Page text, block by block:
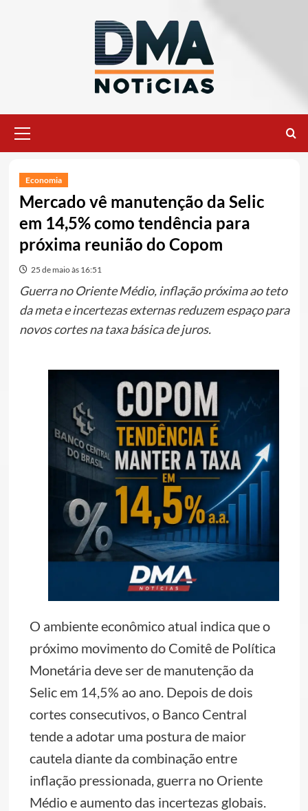
principal
Economia
Mercado vê manutenção da Selic
em 14,5% como tendência para
próxima reunião do Copom
25 de maio às 16:51
Guerra no Oriente Médio, inflação próxima ao teto
da meta e incertezas externas reduzem espaço para
novos cortes na taxa básica de juros.
O ambiente econômico atual indica que o
próximo movimento do Comitê de Política
Monetária deve ser de manutenção da
Selic em 14,5% ao ano. Depois de dois
cortes consecutivos, o Banco Central
tende a adotar uma postura de maior
cautela diante da combinação entre
inflação pressionada, guerra no Oriente
Médio e aumento das incertezas globais.